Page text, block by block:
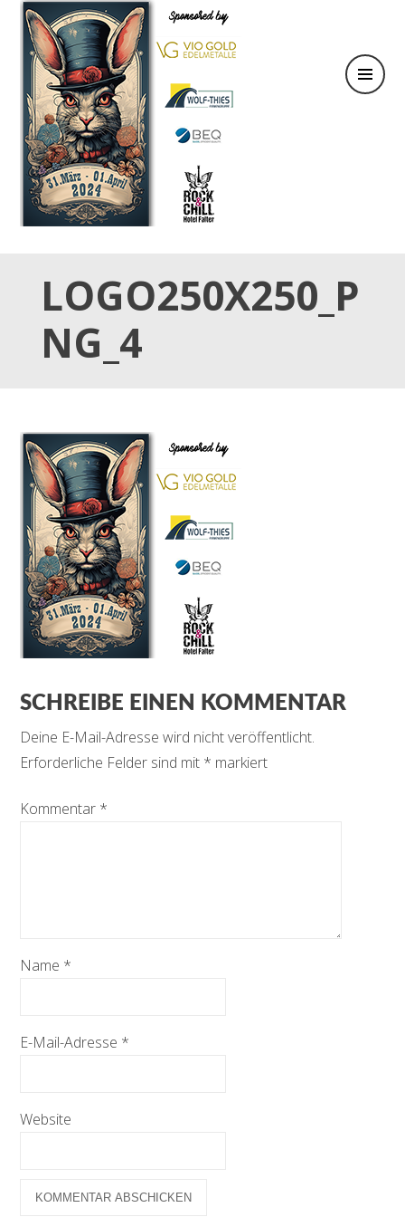
OSTER TATTOO WEEKEND
31.März & 01. April 2024
LOGO250X250_P
NG_4
SCHREIBE EINEN KOMMENTAR
Deine E-Mail-Adresse wird nicht veröffentlicht.
Erforderliche Felder sind mit * markiert
Kommentar *
Name *
E-Mail-Adresse *
Website